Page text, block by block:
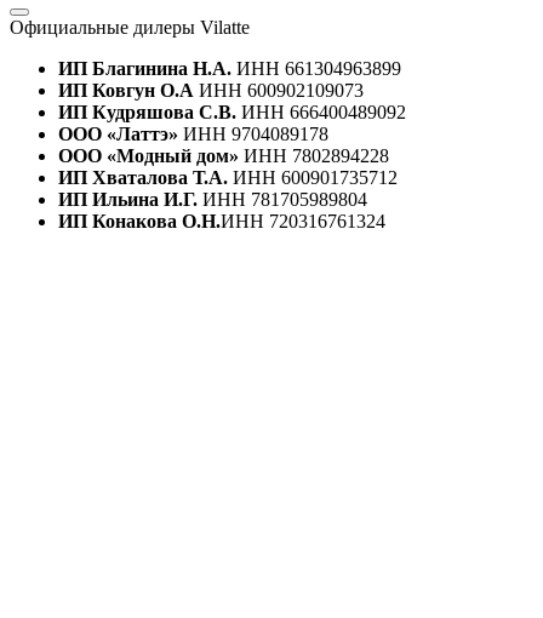
Официальные дилеры Vilatte
ИП Благинина Н.А. ИНН 661304963899
ИП Ковгун О.А ИНН 600902109073
ИП Кудряшова С.В. ИНН 666400489092
ООО «Латтэ» ИНН 9704089178
ООО «Модный дом» ИНН 7802894228
ИП Хваталова Т.А. ИНН 600901735712
ИП Ильина И.Г. ИНН 781705989804
ИП Конакова О.Н.ИНН 720316761324